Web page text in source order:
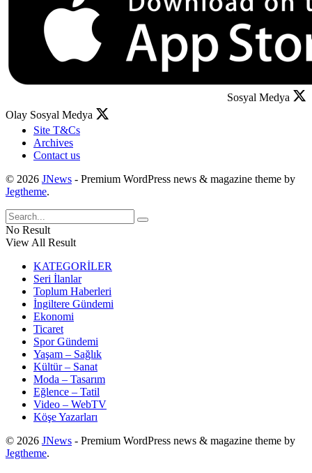
Sosyal Medya
Olay Sosyal Medya
Site T&Cs
Archives
Contact us
© 2026 JNews - Premium WordPress news & magazine theme by
Jegtheme.
No Result
View All Result
KATEGORİLER
Seri İlanlar
Toplum Haberleri
İngiltere Gündemi
Ekonomi
Ticaret
Spor Gündemi
Yaşam – Sağlık
Kültür – Sanat
Moda – Tasarım
Eğlence – Tatil
Video – WebTV
Köşe Yazarları
© 2026 JNews - Premium WordPress news & magazine theme by
Jegtheme.